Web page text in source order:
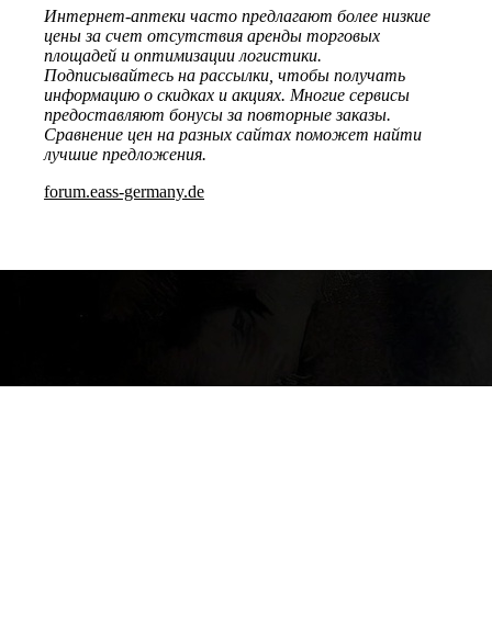
Интернет-аптеки часто предлагают более низкие
цены за счет отсутствия аренды торговых
площадей и оптимизации логистики.
Подписывайтесь на рассылки, чтобы получать
информацию о скидках и акциях. Многие сервисы
предоставляют бонусы за повторные заказы.
Сравнение цен на разных сайтах поможет найти
лучшие предложения.
forum.eass-germany.de